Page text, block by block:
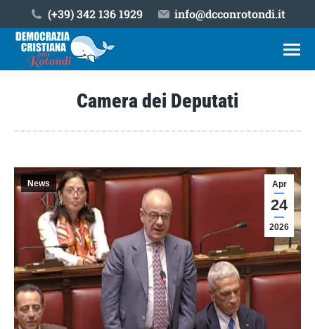
(+39) ‎342 136 1929 info@dcconrotondi.it
Camera dei Deputati
Apr
24
2026
News